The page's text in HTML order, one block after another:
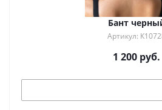
Бант
Артикул:
1 200 руб.